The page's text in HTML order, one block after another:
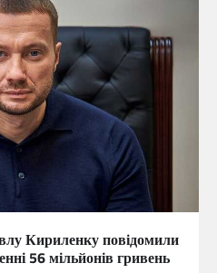
Кириленку повідомили
56 мільйонів гривень